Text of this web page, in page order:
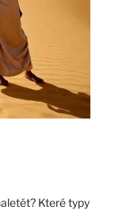
Které typy